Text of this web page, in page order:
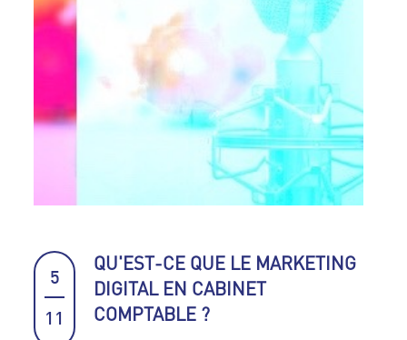
5
11
QU'EST-CE QUE LE MARKETING
DIGITAL EN CABINET
COMPTABLE ?